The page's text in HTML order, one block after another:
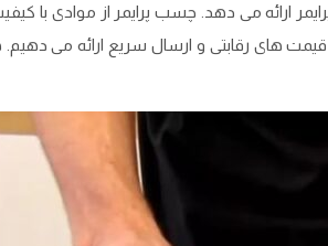
ارائه می‌ دهد. چسب پرایمر از موادی با
های رقابتی و ارسال سریع ارائه می‌